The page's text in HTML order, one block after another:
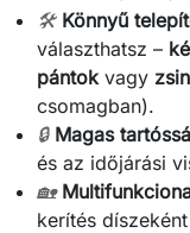
🛠️ Könnyű
választhatsz –
pántok vagy
csomagban).
🔒 Magas
és az időjárási
🏡
kerítés